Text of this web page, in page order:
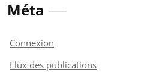
Méta
Connexion
Flux des publications